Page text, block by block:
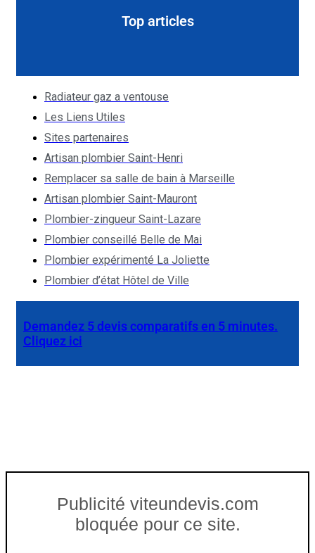
Top articles
Radiateur gaz a ventouse
Les Liens Utiles
Sites partenaires
Artisan plombier Saint-Henri
Remplacer sa salle de bain à Marseille
Artisan plombier Saint-Mauront
Plombier-zingueur Saint-Lazare
Plombier conseillé Belle de Mai
Plombier expérimenté La Joliette
Plombier d’état Hôtel de Ville
Demandez 5 devis comparatifs en 5 minutes.
Cliquez ici
Publicité viteundevis.com
bloquée pour ce site.